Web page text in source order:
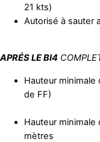
21 kts)
Autorisé à
APRÉS LE BI4
Hauteur minimale
Hauteur minimale